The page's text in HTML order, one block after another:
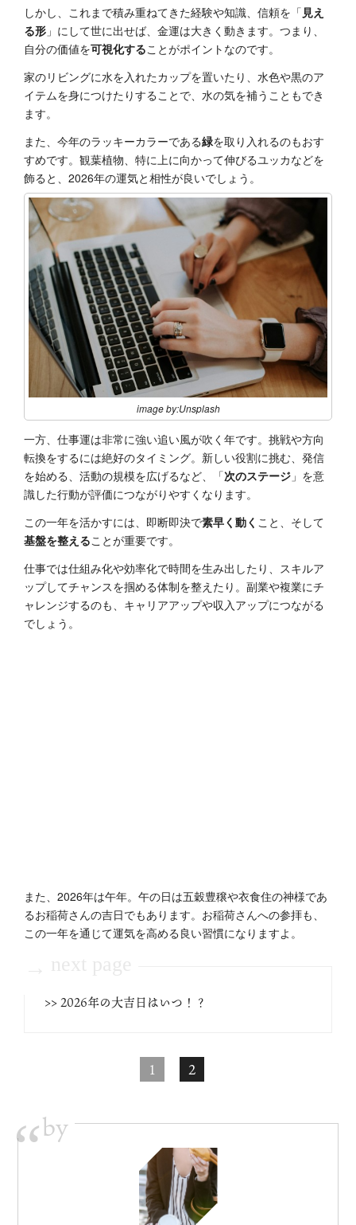
しかし、これまで積み重ねてきた経験や知識、信頼を「見え
る形 」にして世に出せば、金運は大きく動きます。つまり、
自分の価値を可視化することがポイントなのです。
家のリビングに水を入れたカップを置いたり、水色や黒のア
イテムを身につけたりすることで、水の気を補うこともでき
ます。
また、今年のラッキーカラーである緑を取り入れるのもおす
すめです。観葉植物、特に上に向かって伸びるユッカなどを
飾ると、2026年の運気と相性が良いでしょう。
image by:Unsplash
一方、仕事運は非常に強い追い風が吹く年です。挑戦や方向
転換をするには絶好のタイミング。新しい役割に挑む、発信
を始める、活動の規模を広げるなど、「次のステージ 」を意
識した行動が評価につながりやすくなります。
この一年を活かすには、即断即決で素早く動く こと、そして
基盤を整えることが重要です。
仕事では仕組み化や効率化で時間を生み出したり、スキルア
ップしてチャンスを掴める体制を整えたり。副業や複業にチ
ャレンジするのも、キャリアアップや収入アップにつながる
でしょう。
また、2026年は午年。午の日は五穀豊穣や衣食住の神様であ
るお稲荷さんの吉日でもあります。お稲荷さんへの参拝も、
この一年を通じて運気を高める良い習慣になりますよ。
>> 2026年の大吉日はいつ！？
1 2
“by